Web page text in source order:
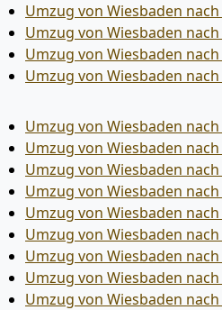
Umzug von Wiesbaden
Umzug von Wiesbaden
Umzug von Wiesbaden
Umzug von Wiesbaden
Umzug von Wiesbaden
Umzug von Wiesbaden nach
Umzug von Wiesbaden nach
Umzug von Wiesbaden
Umzug von Wiesbaden
Umzug von Wiesbaden
Umzug von Wiesbaden
Umzug von Wiesbaden
Umzug von Wiesbaden